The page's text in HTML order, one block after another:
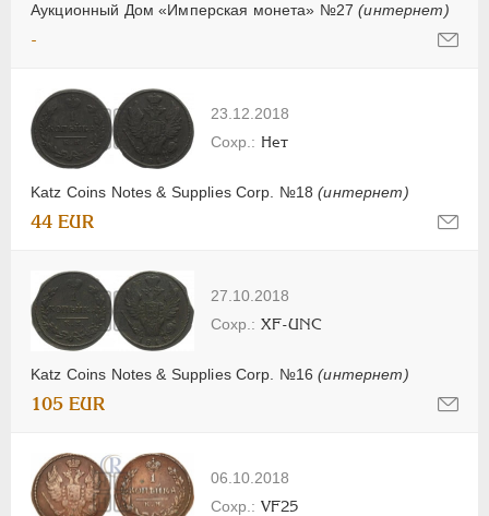
Аукционный Дом «Имперская монета» №27(интернет)
-
23.12.2018
Katz Coins Notes & Supplies Corp. №18(интернет)
Нет
44 EUR
27.10.2018
Katz Coins Notes & Supplies Corp. №16(интернет)
XF-UNC
105 EUR
06.10.2018
VF25